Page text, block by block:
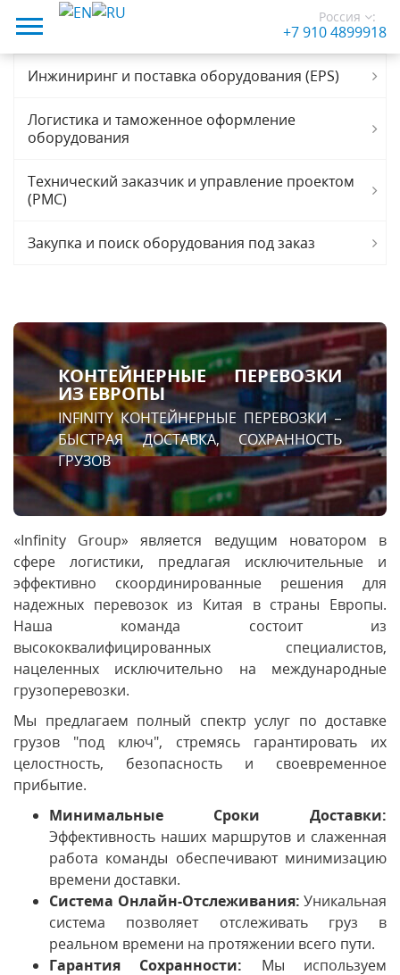
Россия
+7 910 4899918
:
Инжиниринг и поставка оборудования (EPS)
Логистика и таможенное оформление
оборудования
Технический заказчик и управление проектом
(PMC)
Закупка и поиск оборудования под заказ
КОНТЕЙНЕРНЫЕ ПЕРЕВОЗКИ
ИЗ ЕВРОПЫ
INFINITY КОНТЕЙНЕРНЫЕ ПЕРЕВОЗКИ –
БЫСТРАЯ ДОСТАВКА, СОХРАННОСТЬ
ГРУЗОВ
«Infinity Group» является ведущим новатором в
сфере логистики, предлагая исключительные и
эффективно скоординированные решения для
надежных перевозок из Китая в страны Европы.
Наша команда состоит из
высококвалифицированных специалистов,
нацеленных исключительно на международные
грузоперевозки.
Мы предлагаем полный спектр услуг по доставке
грузов "под ключ", стремясь гарантировать их
целостность, безопасность и своевременное
прибытие.
Минимальные Сроки Доставки:
Эффективность наших маршрутов и слаженная
работа команды обеспечивают минимизацию
времени доставки.
Система Онлайн-Отслеживания: Уникальная
система позволяет отслеживать груз в
реальном времени на протяжении всего пути.
Гарантия Сохранности: Мы используем